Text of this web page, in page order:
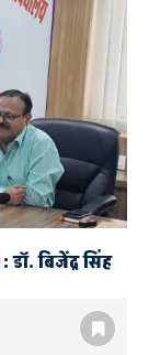
बिजेंद्र सिंह